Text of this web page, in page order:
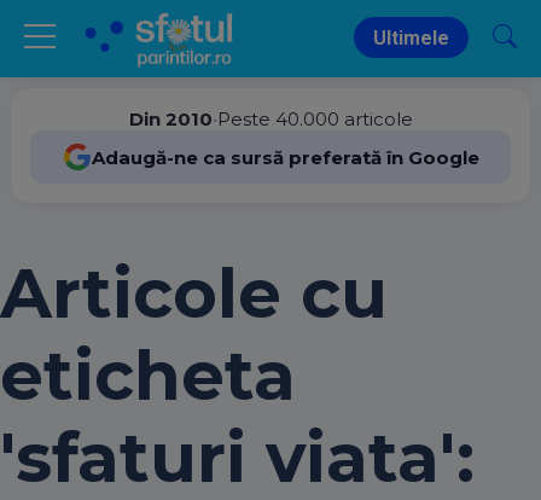
Ultimele
Din 2010•Peste 40.000 articole
Adaugă-ne ca sursă preferată în Google
Articole cu
eticheta
'sfaturi viata':